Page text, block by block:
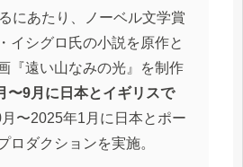
にあたり、ノーベル文学賞
イシグロ氏の小説を原作と
『遠い山なみの光』を制作
〜9月に日本とイギリスで
〜2025年1月に日本とポー
ロダクションを実施。